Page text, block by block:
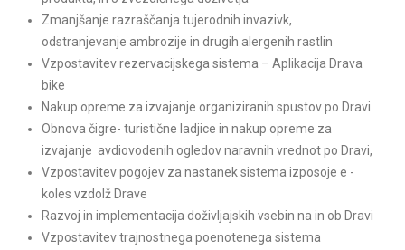
Zmanjšanje razraščanja tujerodnih invazivk,
odstranjevanje ambrozije in drugih alergenih rastlin
Vzpostavitev rezervacijskega sistema – Aplikacija Drava
bike
Nakup opreme za izvajanje organiziranih spustov po Dravi
Obnova čigre- turistične ladjice in nakup opreme za
izvajanje avdiovodenih ogledov naravnih vrednot po Dravi,
Vzpostavitev pogojev za nastanek sistema izposoje e -
koles vzdolž Drave
Razvoj in implementacija doživljajskih vsebin na in ob Dravi
Vzpostavitev trajnostnega poenotenega sistema